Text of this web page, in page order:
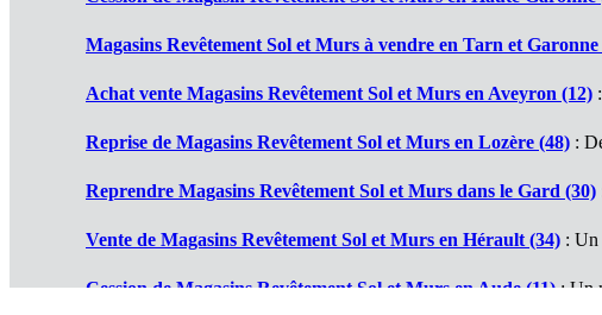
Magasins Revêtement Sol et Murs à vendre en Tarn et Garonne
Achat vente Magasins Revêtement Sol et Murs en Aveyron (12)
Reprise de Magasins Revêtement Sol et Murs en Lozère (48) :
Reprendre Magasins Revêtement Sol et Murs dans le Gard (30)
Vente de Magasins Revêtement Sol et Murs en Hérault (34) : Un
Cession de Magasins Revêtement Sol et Murs en Aude (11): Un